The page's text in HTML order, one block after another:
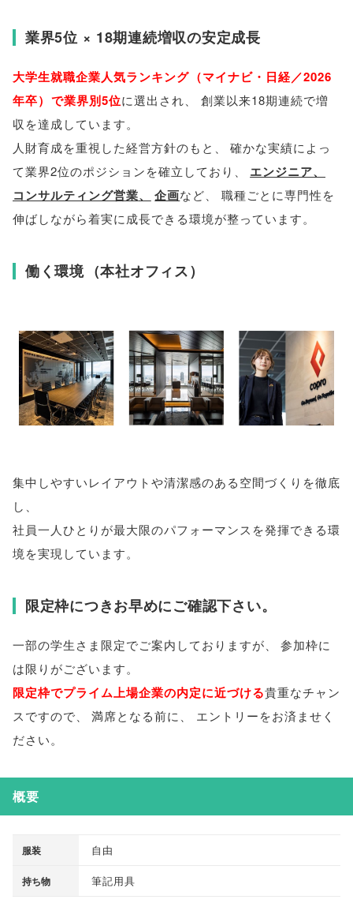
業界5位 × 18期連続増収の安定成長
大学生就職企業人気ランキング （マイナビ・日経／2026
年卒） で業界別5位に選出され、
創業以来18期連続で増
収を達成しています。
人財育成を重視した経営方針のもと 、
確かな実績によっ
て業界2位のポジションを確立しており 、 エンジニア、
コンサルティング営業、 企画など、
職種ごとに専門性を
伸ばしながら着実に成長できる環境が整っています。
働く環境 （本社オフィス）
集中しやすいレイアウトや清潔感のある空間づくりを徹底
し 、
社員一人ひとりが最大限のパフォーマンスを発揮できる環
境を実現しています。
限定枠につきお早めにご確認下さい。
一部の学生さま限定でご案内しておりますが、
参加枠に
は限りがございます。
限定枠でプライム上場企業の内定に近づける貴重なチャン
スですので、 満席となる前に、
エントリーをお済ませく
ださい。
概要
服装 自由
持ち物 筆記用具